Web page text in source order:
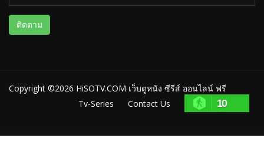
ติดตาม
Copyright ©2026 HiSOTV.COM เว็บดูหนัง ซีรีส์ ออนไลน์ ฟรี
Tv-Series
Contact Us 10